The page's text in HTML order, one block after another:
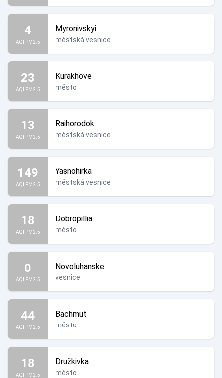
4
AQI PM2.5
Myronivskyi
městská vesnice
23
AQI PM2.5
Kurakhove
město
13
AQI PM2.5
Raihorodok
městská vesnice
149
AQI PM2.5
Yasnohirka
městská vesnice
18
AQI PM2.5
Dobropillia
město
0
AQI PM2.5
Novoluhanske
vesnice
44
AQI PM2.5
Bachmut
město
18
AQI PM2.5
Družkivka
město